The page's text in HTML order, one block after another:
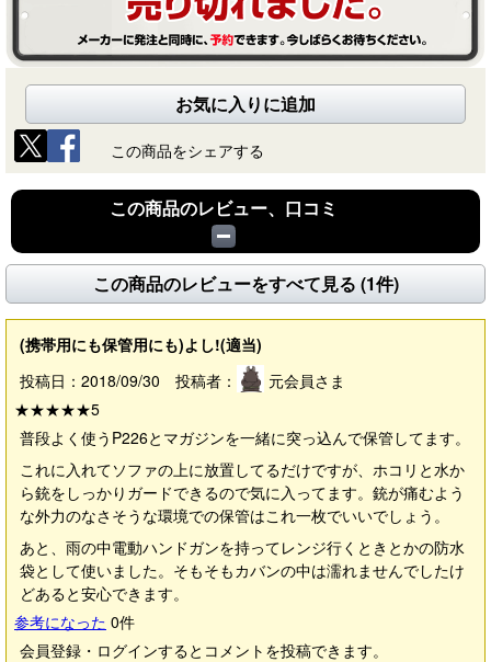
お気に入りに追加
この商品をシェアする
この商品のレビュー、口コミ
この商品のレビューをすべて見る (1件)
(携帯用にも保管用にも)よし!(適当)
投稿日：2018/09/30 投稿者：
元会員さま
★★★★★5
普段よく使うP226とマガジンを一緒に突っ込んで保管してます。
これに入れてソファの上に放置してるだけですが、ホコリと水か
ら銃をしっかりガードできるので気に入ってます。銃が痛むよう
な外力のなさそうな環境での保管はこれ一枚でいいでしょう。
あと、雨の中電動ハンドガンを持ってレンジ行くときとかの防水
袋として使いました。そもそもカバンの中は濡れませんでしたけ
どあると安心できます。
参考になった 0件
会員登録・ログインするとコメントを投稿できます。